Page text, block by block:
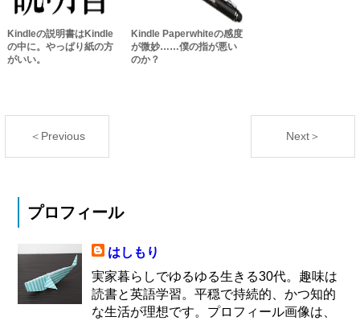
Kindleの説明書はKindle
の中に。やっぱり紙の方
がいい。
Kindle Paperwhiteの感度
が微妙……僕の指が悪い
のか？
＜Previous Next＞
プロフィール
はしもり
実家暮らしでゆるゆる生きる30代。趣味は
読書と英語学習。平穏で持続的、かつ知的
な生活が理想です。プロフィール画像は、